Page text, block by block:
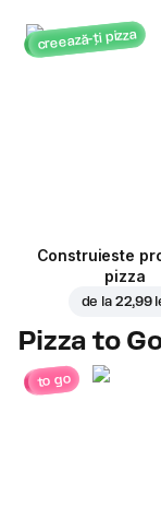
creează-ți pizza
Construieste
pizza
de la 22,99
Pizza to
to go